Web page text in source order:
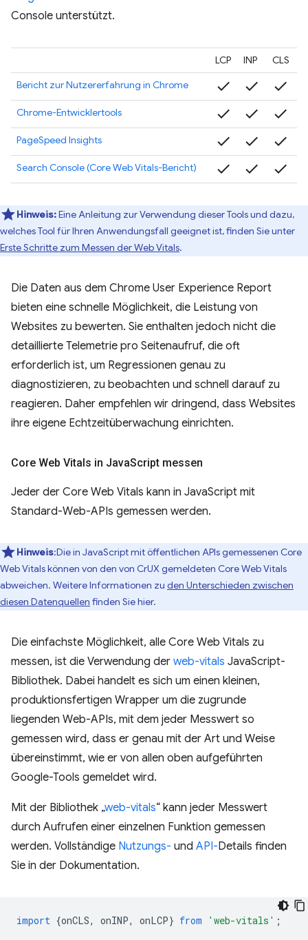
Console unterstützt.
LCP INP
CLS
Bericht zur Nutzererfahrung in Chrome
check check check
Chrome-Entwicklertools check check check
PageSpeed Insights check check check
Search Console (Core Web Vitals-Bericht) check check check
Hinweis:Eine Anleitung zur Verwendung dieser Tools und dazu,
welches Tool für Ihren Anwendungsfall geeignet ist, finden Sie unter
Erste Schritte zum Messen der Web Vitals.
Die Daten aus dem Chrome User Experience Report
bieten eine schnelle Möglichkeit, die Leistung von
Websites zu bewerten. Sie enthalten jedoch nicht die
detaillierte Telemetrie pro Seitenaufruf, die oft
erforderlich ist, um Regressionen genau zu
diagnostizieren, zu beobachten und schnell darauf zu
reagieren. Daher empfehlen wir dringend, dass Websites
ihre eigene Echtzeitüberwachung einrichten.
Core Web Vitals in JavaScript messen
Jeder der Core Web Vitals kann in JavaScript mit
Standard-Web-APIs gemessen werden.
Hinweis:Die in JavaScript mit öffentlichen APIs gemessenen Core
Web Vitals können von den von CrUX gemeldeten Core Web Vitals
abweichen. Weitere Informationen zu den Unterschieden zwischen
diesen Datenquellen finden Sie hier.
Die einfachste Möglichkeit, alle Core Web Vitals zu
messen, ist die Verwendung der web-vitals JavaScript-
Bibliothek. Dabei handelt es sich um einen kleinen,
produktionsfertigen Wrapper um die zugrunde
liegenden Web-APIs, mit dem jeder Messwert so
gemessen wird, dass er genau mit der Art und Weise
übereinstimmt, wie er von allen oben aufgeführten
Google-Tools gemeldet wird.
Mit der Bibliothek „web-vitals“ kann jeder Messwert
durch Aufrufen einer einzelnen Funktion gemessen
werden. Vollständige Nutzungs- und API-Details finden
Sie in der Dokumentation.
import {onCLS, onINP, onLCP} from 'web-vitals' ;